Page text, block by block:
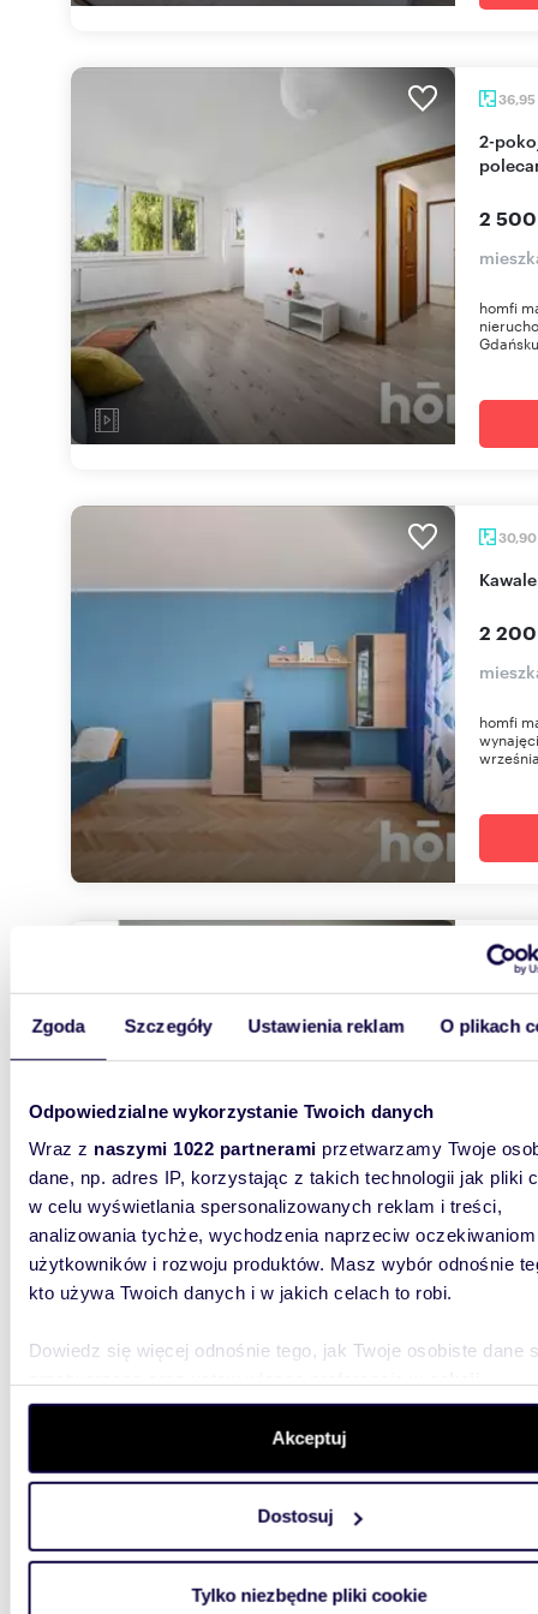
Zgoda Szczegóły Ustawienia reklam O plikach
Odpowiedzialne wykorzystanie Twoich danych
Wraz z naszymi 1022 partnerami przetwarzamy Twoje
dane, np. adres IP, korzystając z takich technologii jak pliki
w celu wyświetlania spersonalizowanych reklam i treści,
analizowania tychże, wychodzenia naprzeciw oczekiwaniom
użytkowników i rozwoju produktów. Masz wybór odnośnie
kto używa Twoich danych i w jakich celach to robi.
Dowiedz się więcej odnośnie tego, jak Twoje osobiste dane
szczegółów. W Deklaracji plików cookie możesz zmienić
wycofać swoją zgodę w dowolnej chwili.
aby oferować funkcje społecznościowe i analizować ruch w
witrynie. Informacje o tym, jak korzystasz z naszej witryny,
analitycznym. Partnerzy mogą połączyć te informacje z
Akceptuj
Dostosuj
Tylko niezbędne pliki cookie
36,95
2-pokojowe mieszkanie 37 m² blisko morza -
2
homfi
30,90
2
homfi
33m2
studio)
41,50